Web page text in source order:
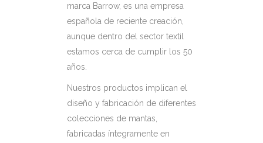
marca Barrow, es una empresa
española de reciente creación,
aunque dentro del sector textil
estamos cerca de cumplir los 50
años.
Nuestros productos implican el
diseño y fabricación de diferentes
colecciones de mantas,
fabricadas íntegramente en